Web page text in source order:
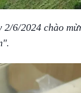
2/6/2024 chào